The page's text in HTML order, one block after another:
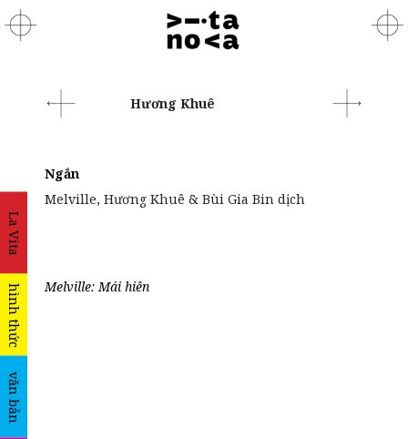
La Vita
hình thức
văn bản
Hương Khuê
Ngắn
Melville, Hương Khuê & Bùi Gia Bin dịch
Melville: Mái hiên